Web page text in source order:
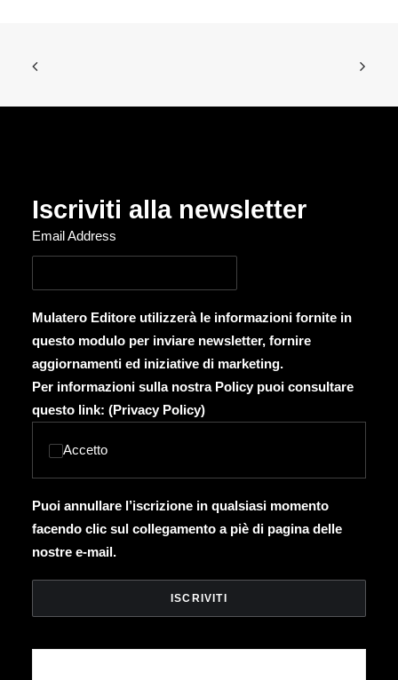
Iscriviti alla newsletter
Email Address
Mulatero Editore utilizzerà le informazioni fornite in
questo modulo per inviare newsletter, fornire
aggiornamenti ed iniziative di marketing.
Per informazioni sulla nostra Policy puoi consultare
questo link: (Privacy Policy)
Accetto
Puoi annullare l’iscrizione in qualsiasi momento
facendo clic sul collegamento a piè di pagina delle
nostre e-mail.